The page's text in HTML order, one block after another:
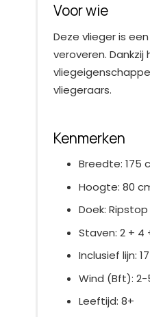
Voor wie
Deze vlieger is
veroveren.
vliegeraars.
Kenmerken
Breedte: 175
Hoogte: 80
Doek:
Staven: 2 + 4
Inclusief lijn:
Wind (Bft):
Leeftijd: 8+